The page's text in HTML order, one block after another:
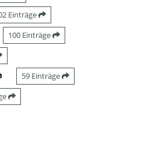
Einträge
100 Einträge
59 Einträge